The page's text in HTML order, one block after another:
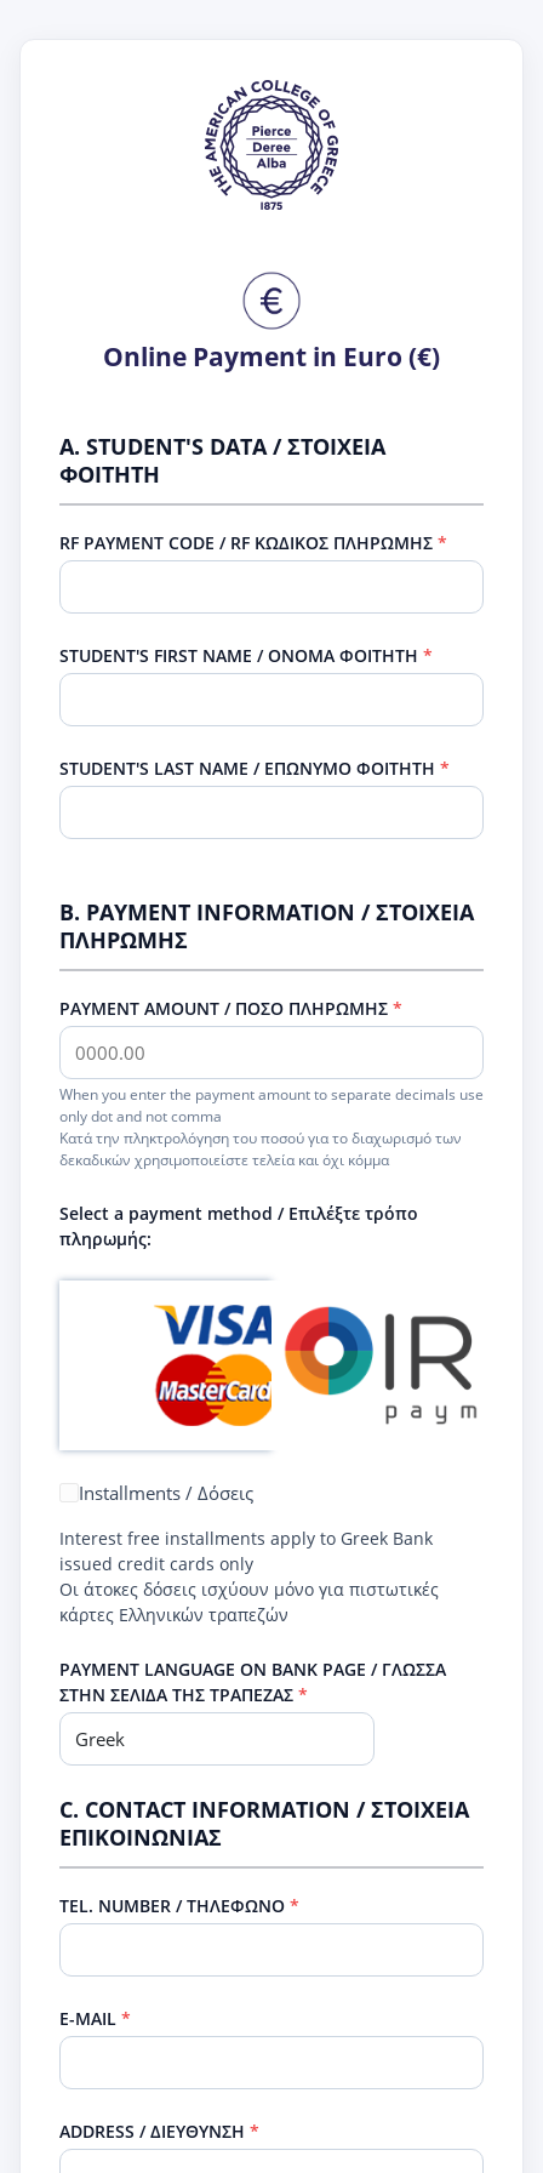
Online Payment in Euro (€)
A. STUDENT'S DATA / ΣΤΟΙΧΕΙΑ
ΦΟΙΤΗΤΗ
RF PAYMENT CODE / RF ΚΩΔΙΚΟΣ ΠΛΗΡΩΜΗΣ
STUDENT'S FIRST NAME / ΟΝΟΜΑ ΦΟΙΤΗΤΗ
STUDENT'S LAST NAME / ΕΠΩΝΥΜΟ ΦΟΙΤΗΤΗ
B. PAYMENT INFORMATION / ΣΤΟΙΧΕΙΑ
ΠΛΗΡΩΜΗΣ
PAYMENT AMOUNT / ΠΟΣΟ ΠΛΗΡΩΜΗΣ
When you enter the payment amount to separate decimals use
only dot and not comma
Κατά την πληκτρολόγηση του ποσού για το διαχωρισμό των
δεκαδικών χρησιμοποιείστε τελεία και όχι κόμμα
Select a payment method / Επιλέξτε τρόπο
πληρωμής:
Installments / Δόσεις
Interest free installments apply to Greek Bank
issued credit cards only
Οι άτοκες δόσεις ισχύουν μόνο για πιστωτικές
κάρτες Ελληνικών τραπεζών
PAYMENT LANGUAGE ON BANK PAGE / ΓΛΩΣΣΑ
ΣΤΗΝ ΣΕΛΙΔΑ ΤΗΣ ΤΡΑΠΕΖΑΣ
C. CONTACT INFORMATION / ΣΤΟΙΧΕΙΑ
ΕΠΙΚΟΙΝΩΝΙΑΣ
TEL. NUMBER / ΤΗΛΕΦΩΝΟ
E-MAIL
ADDRESS / ΔΙΕΥΘΥΝΣΗ